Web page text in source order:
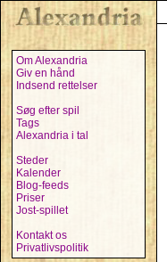
Om Alexandria
Giv en hånd
Indsend rettelser
Søg efter spil
Tags
Alexandria i tal
Steder
Kalender
Blog-feeds
Priser
Jost-spillet
Kontakt os
Privatlivspolitik